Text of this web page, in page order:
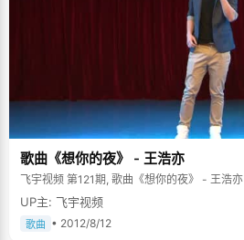
歌曲《想你的夜》 - 王浩亦
飞宇视频 第121期, 歌曲《想你的夜》 - 王浩亦
UP主: 飞宇视频
歌曲 • 2012/8/12